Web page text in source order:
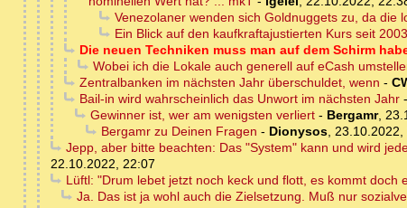
Venezolaner wenden sich Goldnuggets zu, da die
Ein Blick auf den kaufkraftajustierten Kurs seit
Die neuen Techniken muss man auf dem Schirm
Wobei ich die Lokale auch generell auf eCash
Zentralbanken im nächsten Jahr überschuldet, wenn -
Bail-in wird wahrscheinlich das Unwort im nächsten Jahr-
Gewinner ist, wer am wenigsten verliert- Bergamr,
Bergamr zu Deinen Fragen - Dionysos, 23.10.2022,
Jepp, aber bitte beachten: Das "System" kann und wird
22.10.2022, 22:07
Lüftl: "Drum lebet jetzt noch keck und flott, es kommt doch
Ja. Das ist ja wohl auch die Zielsetzung. Muß nur